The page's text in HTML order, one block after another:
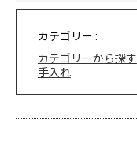
カテゴリー :
カテゴリーから探す
手入れ